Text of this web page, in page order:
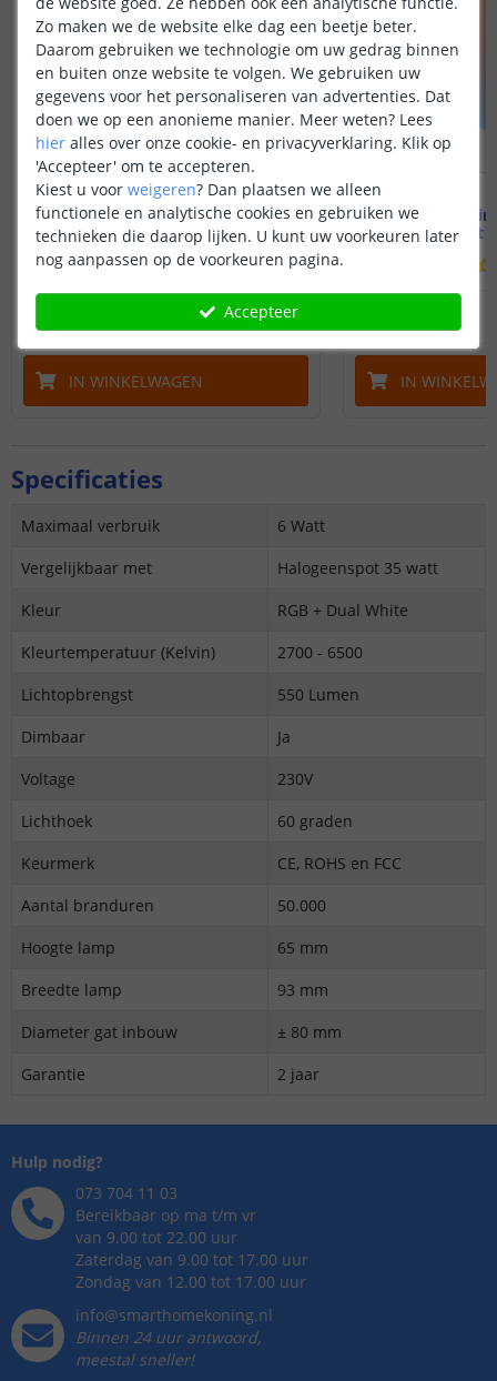
Zigbee spot - MR16 fitting
4 watt - RGBWW
(27 reviews)
24,95
IN WINKELWAGEN
Zigbee
6 Watt -
IN
Specificaties
Maximaal verbruik
6 Watt
Vergelijkbaar met
Halogeenspot 35 watt
Kleur
RGB + Dual White
Kleurtemperatuur (Kelvin)
2700 - 6500
Lichtopbrengst
550 Lumen
Dimbaar
Ja
Voltage
230V
Lichthoek
60 graden
Keurmerk
CE, ROHS en FCC
Aantal branduren
50.000
Hoogte lamp
65 mm
Breedte lamp
93 mm
Diameter gat inbouw
± 80 mm
Garantie
2 jaar
Hulp nodig?
073 704 11 03
Bereikbaar op ma t/m vr
van 9.00 tot 22.00 uur
Zaterdag van 9.00 tot 17.00 uur
Zondag van 12.00 tot 17.00 uur
info@smarthomekoning.nl
Binnen 24 uur antwoord,
meestal sneller!
Zo maken we de website elke dag een beetje beter.
Daarom gebruiken we technologie om uw gedrag binnen
en buiten onze website te volgen. We gebruiken uw
gegevens voor het personaliseren van advertenties. Dat
doen we op een anonieme manier. Meer weten? Lees
hier alles over onze cookie- en privacyverklaring. Klik op
'Accepteer' om te accepteren.
Kiest u voor weigeren? Dan plaatsen we alleen
functionele en analytische cookies en gebruiken we
technieken die daarop lijken. U kunt uw voorkeuren later
nog aanpassen op de voorkeuren pagina.
Accepteer